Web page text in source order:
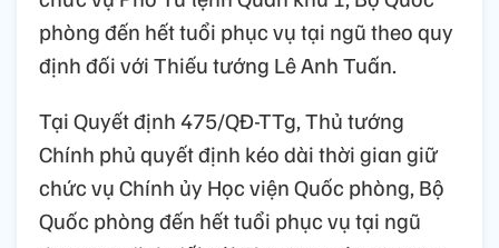
phòng đến hết tuổi phục vụ tại ngũ theo quy
định đối với Thiếu tướng Lê Anh Tuấn.
Tại Quyết định 475/QĐ-TTg, Thủ tướng
Chính phủ quyết định kéo dài thời gian giữ
chức vụ Chính ủy Học viện Quốc phòng, Bộ
Quốc phòng đến hết tuổi phục vụ tại ngũ